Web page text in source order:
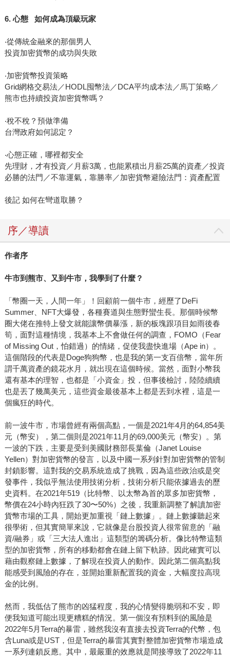
6. 心態 如何成為頂級玩家
‧從傳統金融來的那個男人
投資加密貨幣的成功與失敗
‧加密貨幣投資策略
Grid網格交易法／HODL囤幣法／DCA平均成本法／馬丁策略／
熊市也持續投資加密貨幣嗎？
‧稅不稅？預做準備
台灣政府如何認定？
‧心態正確，哪裡都安全
先理財，才有投資／月薪3萬，也能累積出月薪25萬的資產／投資
必勝的法門／不靠運氣，靠勝率／加密貨幣避險法門：資產配置
後記 如何在彎道取勝？
序／導讀
作者序
牛市到熊市、又到牛市，我學到了什麼？
「幣圈一天，人間一年」！回顧前一個牛市，經歷了DeFi
Summer、NFT大爆發，各種賽道與生態野蠻生長。那個時候幣
圈大佬在推特上發文就能讓幣價暴漲，新的板塊跟項目如雨後春
筍，面對這種情境，我基本上不會做任何的調查，FOMO（Fear
of Missing Out，怕錯過）的情緒，促使我盡快進場（Ape in）。
這個階段的代表是Doge狗狗幣，也是我的第一支百倍幣，當年所
謂千萬資產的鏡花水月，就出現在這個時候。當然，面對小幣我
還有基本的理智，也都是「小資金」投，但事後檢討，陸陸續續
也是丟了幾萬美元，這些資金最後基本上都是丟到水裡，這是一
個瘋狂的時代。
前一波牛市，市場曾經有兩個高點，一個是2021年4月的64,854美
元（幣安），第二個則是2021年11月的69,000美元（幣安）。第
一波的下跌，主要是受到美國財務部長葉倫（Janet Louise
Yellen）對加密貨幣的發言，以及中國一系列針對加密貨幣的管制
封鎖影響。這對我的交易系統造成了挑戰，因為這些政治或是突
發事件，我似乎無法使用技術分析，技術分析只能依據過去的歷
史資料。在2021年519（比特幣、以太幣為首的眾多加密貨幣，
幣價在24小時內狂跌了30〜50%）之後，我重新調整了解讀加密
貨幣市場的工具，開始更加重視「鏈上數據」。鏈上數據聽起來
很學術，但其實簡單來說，它就像是台股投資人很常留意的「融
資/融券」或「三大法人進出」這類型的籌碼分析。像比特幣這類
型的加密貨幣，所有的移動都會在鏈上留下軌跡。因此確實可以
藉由觀察鏈上數據，了解現在投資人的動作。因此第二個高點我
能感受到風險的存在，並開始重新配置我的資金，大幅度拉高現
金的比例。
然而，我低估了熊市的凶猛程度，我的心情變得脆弱和不安，即
便我知道可能出現更糟糕的情況。第一個沒有預料到的風險是
2022年5月Terra的暴雷，雖然我沒有直接去投資Terra的代幣，包
含Luna或是UST，但是Terra的暴雷其實對整體加密貨幣市場造成
一系列連鎖反應。其中，最嚴重的效應就是間接導致了2022年11